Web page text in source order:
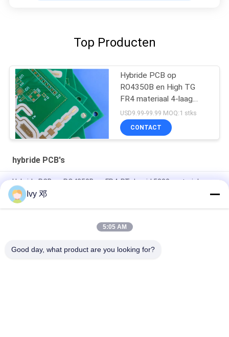
Top Producten
Hybride PCB op
RO4350B en High TG
FR4 materiaal 4-laag
Blind Vias
USD9.99-99.99 MOQ:1 stks
CONTACT
hybride PCB's
Hybride PCB op RO4350B en FR4, RT dureid 5880 materialen
Hybride vierlaagse F4BM265 PCB met gecontroleerde
impedantie met blinde vias
4 laag Hybride die PCB op 20mil RO4350B en Fr-4 voor GPS-
Ivy 邓
5:05 AM
Good day, what product are you looking for?